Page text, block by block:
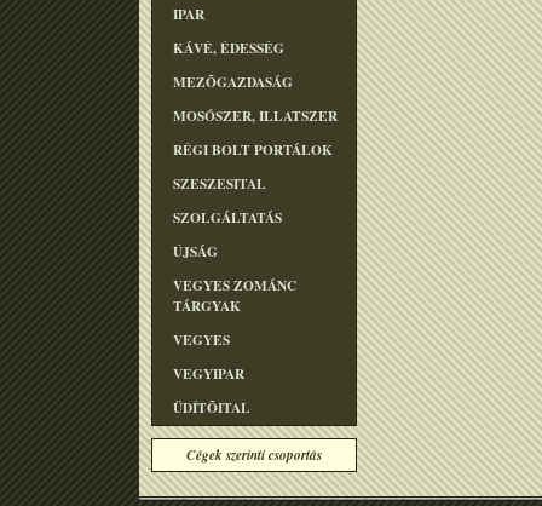
IPAR
KÁVÉ, ÉDESSÉG
MEZÕGAZDASÁG
MOSÓSZER, ILLATSZER
RÉGI BOLT PORTÁLOK
SZESZESITAL
SZOLGÁLTATÁS
ÚJSÁG
VEGYES ZOMÁNC
TÁRGYAK
VEGYES
VEGYIPAR
ÜDÍTÕITAL
Cégek szerinti csoportás